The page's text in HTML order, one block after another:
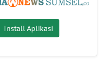
Install Aplikasi